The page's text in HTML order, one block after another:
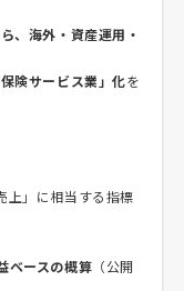
、海外・資産運用・
保険サービス業」化を
上」に相当する指標
ベースの概算 （公開